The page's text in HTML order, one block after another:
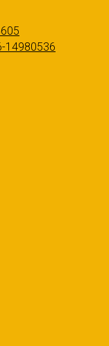
14980536